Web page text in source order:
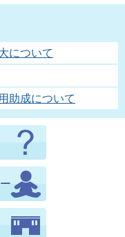
について
助成について